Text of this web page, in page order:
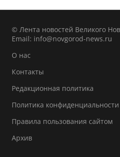
© Лента новостей Великого
Email: info@novgorod-news.ru
О нас
Контакты
Редакционная политика
Политика конфиденциальности
Правила пользования сайтом
Архив